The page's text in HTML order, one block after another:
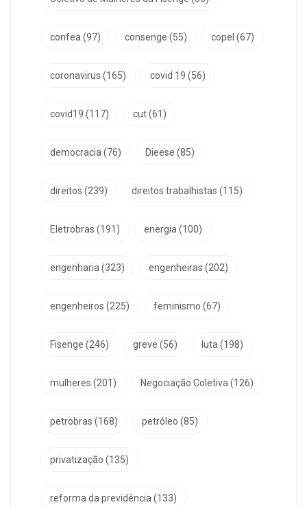
confea (97) consenge (55) copel (67)
coronavirus (165) covid 19 (56)
covid19 (117) cut(61)
democracia (76) Dieese (85)
direitos (239) direitos trabalhistas (115)
Eletrobras (191) energia (100)
engenharia (323) engenheiras (202)
engenheiros (225) feminismo (67)
Fisenge (246) greve (56) luta (198)
mulheres (201) Negociação Coletiva (126)
petrobras (168) petróleo (85)
privatização (135)
reforma da previdência (133)